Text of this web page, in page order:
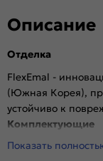
Уровень
Фрезеровка под
Износостойкость:
Пропускает свет:
Подходит под
Гарантия (лет):
Материал:
Описание
Отделка
FlexEmal -
(Южная Корея),
устойчиво к
Комплектующие
Врезана
Показать